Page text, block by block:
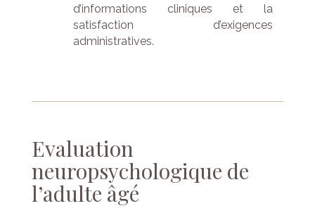
d’informations cliniques et la
satisfaction d’exigences
administratives.
Evaluation
neuropsychologique de
l’adulte âgé